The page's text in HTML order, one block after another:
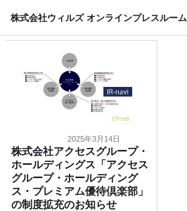
株式会社ウィルズ オンラインプレスルーム
#教育機関支援
2025年3月14日
株式会社アクセスグループ・
ホールディングス「アクセス
グループ・ホールディング
ス・プレミアム優待倶楽部」
の制度拡充のお知らせ